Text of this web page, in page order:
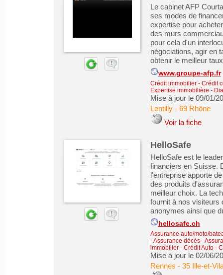
Le cabinet AFP
ses modes de
expertise pour
des murs
pour cela d'un
négociations, agir en
obtenir le meilleur
www.groupe-afp.fr
Crédit immobilier- Crédit
Expertise immobilière -
Mise à jour le 09/01/
Lentilly- 69 Rhône
Voir la fiche
HelloSafe
HelloSafe est le
financiers en Suisse.
l'entreprise apporte
des produits
meilleur choix. La
fournit à nos visiteurs
anonymes ainsi que
hellosafe.ch
Assurance auto/moto/
- Assurance décès-
immobilier- Crédit Auto-
Mise à jour le 02/06/
Rennes - 35 Ille-et-